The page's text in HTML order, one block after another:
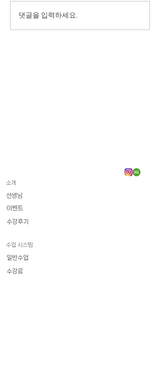
댓글을 입력하세요.
소개
선생님
이벤트
수강후기
수업 시스템
일반수업
수강료